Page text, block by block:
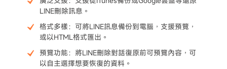
LINE刪除訊息。
格式多樣：可將LINE訊息備份到電腦，支援預覽，
或以HTML格式匯出。
預覽功能：將LINE刪除對話復原前可預覽內容，可
以自主選擇想要恢復的資料。